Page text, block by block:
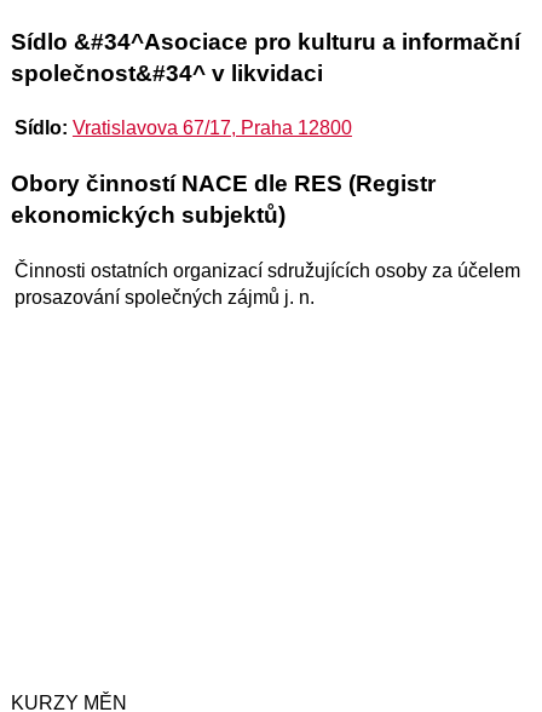
Sídlo &#34^Asociace pro kulturu a informační
společnost&#34^ v likvidaci
Sídlo: Vratislavova 67/17, Praha 12800
Obory činností NACE dle RES (Registr
ekonomických subjektů)
Činnosti ostatních organizací sdružujících osoby za účelem
prosazování společných zájmů j. n.
KURZY MĚN